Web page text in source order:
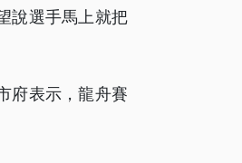
說選手馬上就把
府表示，龍舟賽